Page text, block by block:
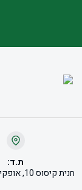
ת.ד:
חנית קיסוס 10, אופקים, 8759827